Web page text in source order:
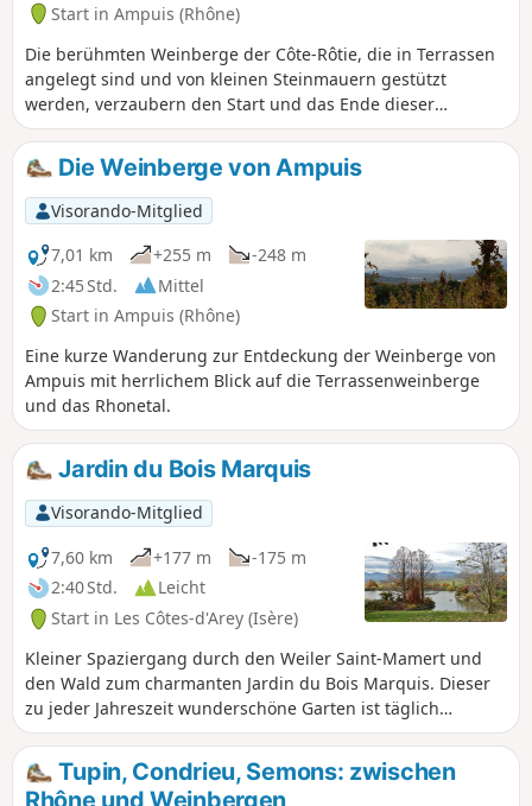
Start in Ampuis (Rhône)
Die berühmten Weinberge der Côte-Rôtie, die in Terrassen
angelegt sind und von kleinen Steinmauern gestützt
werden, verzaubern den Start und das Ende dieser
Wanderung. Eine ländliche und waldreiche Umgebung
begleitet den Rest der Wanderung auf guten Wegen und
einigen wenig begehenen Straßenabschnitten. Herrliche
Ausblicke auf das Rhonetal, das Pilat-Massiv und die
gesamte Alpenkette (bei gutem Wetter). Im Abstieg erhebt
sich das Château d'Ampuis vor Ihnen.
Die Weinberge von Ampuis
Visorando-Mitglied
7,01 km
+255 m
-248 m
2:45 Std.
Mittel
Start in Ampuis (Rhône)
Eine kurze Wanderung zur Entdeckung der Weinberge von
Ampuis mit herrlichem Blick auf die Terrassenweinberge
und das Rhonetal.
Jardin du Bois Marquis
Visorando-Mitglied
7,60 km
+177 m
-175 m
2:40 Std.
Leicht
Start in Les Côtes-d'Arey (Isère)
Kleiner Spaziergang durch den Weiler Saint-Mamert und
den Wald zum charmanten Jardin du Bois Marquis. Dieser
zu jeder Jahreszeit wunderschöne Garten ist täglich
kostenlos für die Öffentlichkeit zugänglich. Man kann dort
Pflanzen- und Baumsammlungen sowie einen Teich
bewundern, in dem alle Arten von bunten Enten
Tupin, Condrieu, Semons: zwischen
Rhône und Weinbergen